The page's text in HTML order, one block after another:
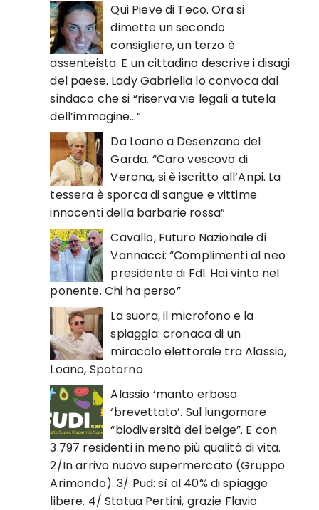
Qui Pieve di Teco. Ora si
dimette un secondo
consigliere, un terzo è
assenteista. E un cittadino descrive i disagi
del paese. Lady Gabriella lo convoca dal
sindaco che si “riserva vie legali a tutela
dell’immagine…”
Da Loano a Desenzano del
Garda. “Caro vescovo di
Verona, si è iscritto all’Anpi. La
tessera è sporca di sangue e vittime
innocenti della barbarie rossa”
Cavallo, Futuro Nazionale di
Vannacci: “Complimenti al neo
presidente di FdI. Hai vinto nel
ponente. Chi ha perso”
La suora, il microfono e la
spiaggia: cronaca di un
miracolo elettorale tra Alassio,
Loano, Spotorno
Alassio ‘manto erboso
‘brevettato’. Sul lungomare
“biodiversità del beige”. E con
3.797 residenti in meno più qualità di vita.
2/In arrivo nuovo supermercato (Gruppo
Arimondo). 3/ Pud: sì al 40% di spiagge
libere. 4/ Statua Pertini, grazie Flavio